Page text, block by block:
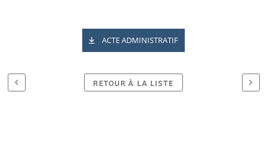
ACTE ADMINISTRATIF
RETOUR À LA LISTE